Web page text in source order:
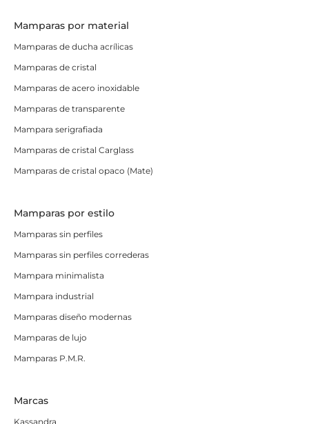
Mamparas por material
Mamparas de ducha acrílicas
Mamparas de cristal
Mamparas de acero inoxidable
Mamparas de transparente
Mampara serigrafiada
Mamparas de cristal Carglass
Mamparas de cristal opaco (Mate)
Mamparas por estilo
Mamparas sin perfiles
Mamparas sin perfiles correderas
Mampara minimalista
Mampara industrial
Mamparas diseño modernas
Mamparas de lujo
Mamparas P.M.R.
Marcas
Kassandra